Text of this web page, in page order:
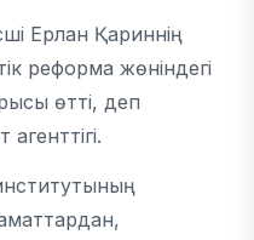
Ерлан Қариннің
реформа жөніндегі
өтті, деп